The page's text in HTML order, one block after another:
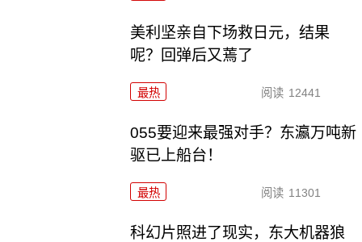
美利坚亲自下场救日元，结果
呢？回弹后又蔫了
最热 阅读 12441
055要迎来最强对手？东瀛万吨新
驱已上船台！
最热 阅读 11301
科幻片照进了现实，东大机器狼